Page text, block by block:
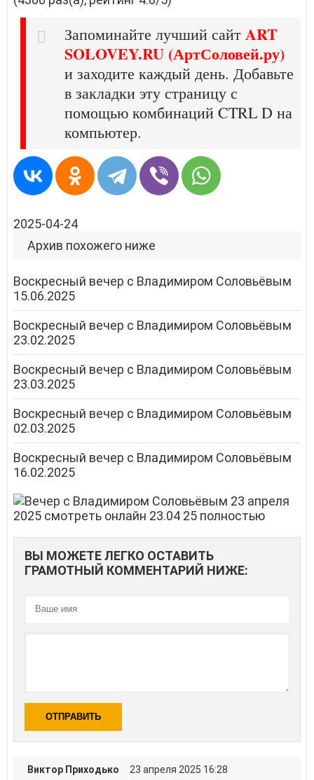
Запоминайте лучший сайт ART
SOLOVEY.RU (АртСоловей.ру)
и заходите каждый день. Добавьте
в закладки эту страницу с
помощью комбинаций CTRL D на
компьютер.
2025-04-24
Архив похожего ниже
Воскресный вечер с Владимиром Соловьёвым
15.06.2025
Воскресный вечер с Владимиром Соловьёвым
23.02.2025
Воскресный вечер с Владимиром Соловьёвым
23.03.2025
Воскресный вечер с Владимиром Соловьёвым
02.03.2025
Воскресный вечер с Владимиром Соловьёвым
16.02.2025
ВЫ МОЖЕТЕ ЛЕГКО ОСТАВИТЬ
ГРАМОТНЫЙ КОММЕНТАРИЙ НИЖЕ:
ОТПРАВИТЬ
Виктор Приходько 23 апреля 2025 16:28